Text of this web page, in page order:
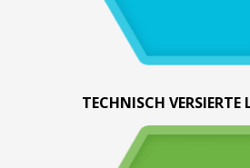
TECHNISCH VERSIERTE